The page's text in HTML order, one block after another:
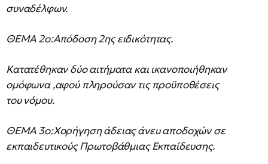
συναδέλφων.
ΘΕΜΑ 2ο:Απόδοση 2ης ειδικότητας.
Κατατέθηκαν δύο αιτήματα και ικανοποιήθηκαν
ομόφωνα ,αφού πληρούσαν τις προϋποθέσεις
του νόμου.
ΘΕΜΑ 3ο:Χορήγηση άδειας άνευ αποδοχών σε
εκπαιδευτικούς Πρωτοβάθμιας Εκπαίδευσης.